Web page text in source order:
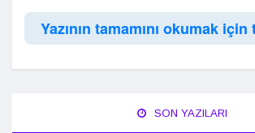
Yazının tamamını okumak için
SON YAZILARI